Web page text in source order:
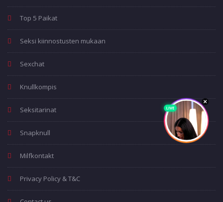
Top 5 Paikat
Seksi kiinnostusten mukaan
Sexchat
Knullkompis
Seksitarinat
Snapknull
Milfkontakt
Privacy Policy & T&C